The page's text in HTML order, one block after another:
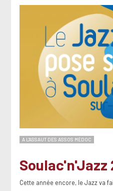
A L'ASSAUT DES ASSOS MÉDOC
Soulac'n'Jazz
Cette année encore, le Jazz va